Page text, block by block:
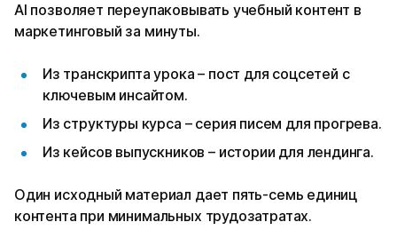
AI позволяет переупаковывать учебный контент в
маркетинговый за минуты.
Из транскрипта урока – пост для соцсетей с
ключевым инсайтом.
Из структуры курса – серия писем для прогрева.
Из кейсов выпускников – истории для лендинга.
Один исходный материал дает пять-семь единиц
контента при минимальных трудозатратах.